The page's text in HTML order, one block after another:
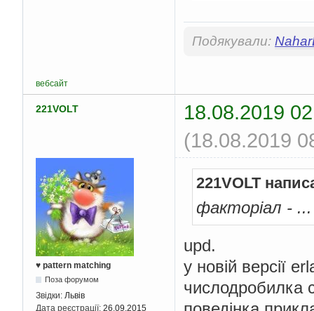
Подякували:
вебсайт
221VOLT
18.08.2019
(18.08.2019
♥ pattern matching
Поза форумом
Звідки: Львів
Дата реєстрації: 26.09.2015
221VOLT
факторіал - ...
upd.
у новій версії
числодробилка